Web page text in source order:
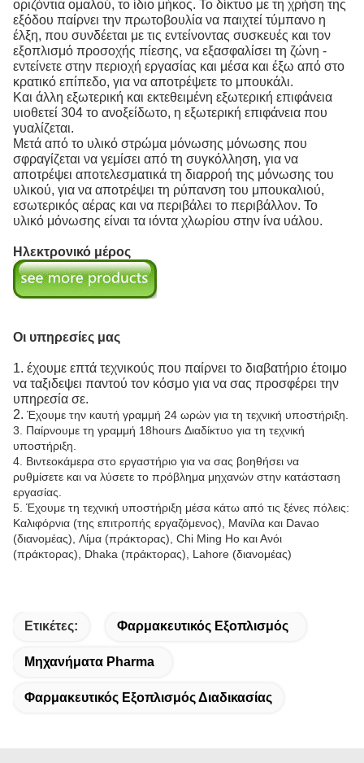
οριζόντια ομαλού, το ίδιο μήκος. Το δίκτυο με τη χρήση της
εξόδου παίρνει την πρωτοβουλία να παιχτεί τύμπανο η
έλξη, που συνδέεται με τις εντείνοντας συσκευές και τον
εξοπλισμό προσοχής πίεσης, να εξασφαλίσει τη ζώνη -
εντείνετε στην περιοχή εργασίας και μέσα και έξω από στο
κρατικό επίπεδο, για να αποτρέψετε το μπουκάλι.
Και άλλη εξωτερική και εκτεθειμένη εξωτερική επιφάνεια
υιοθετεί 304 το ανοξείδωτο, η εξωτερική επιφάνεια που
γυαλίζεται.
Μετά από το υλικό στρώμα μόνωσης μόνωσης που
σφραγίζεται να γεμίσει από τη συγκόλληση, για να
αποτρέψει αποτελεσματικά τη διαρροή της μόνωσης του
υλικού, για να αποτρέψει τη ρύπανση του μπουκαλιού,
εσωτερικός αέρας και να περιβάλει το περιβάλλον. Το
υλικό μόνωσης είναι τα ιόντα χλωρίου στην ίνα υάλου.
Ηλεκτρονικό μέρος
Οι υπηρεσίες μας
1. έχουμε επτά τεχνικούς που παίρνει το διαβατήριο έτοιμο
να ταξιδεψει παντού τον κόσμο για να σας προσφέρει την
υπηρεσία σε.
2. Έχουμε την καυτή γραμμή 24 ωρών για τη τεχνική υποστήριξη.
3. Παίρνουμε τη γραμμή 18hours Διαδίκτυο για τη τεχνική
υποστήριξη.
4. Βιντεοκάμερα στο εργαστήριο για να σας βοηθήσει να
ρυθμίσετε και να λύσετε το πρόβλημα μηχανών στην κατάσταση
εργασίας.
5. Έχουμε τη τεχνική υποστήριξη μέσα κάτω από τις ξένες πόλεις:
Καλιφόρνια (της επιτροπής εργαζόμενος), Μανίλα και Davao
(διανομέας), Λίμα (πράκτορας), Chi Ming Ho και Ανόι
(πράκτορας), Dhaka (πράκτορας), Lahore (διανομέας)
Ετικέτες: Φαρμακευτικός Εξοπλισμός
Μηχανήματα Pharma
Φαρμακευτικός Εξοπλισμός Διαδικασίας